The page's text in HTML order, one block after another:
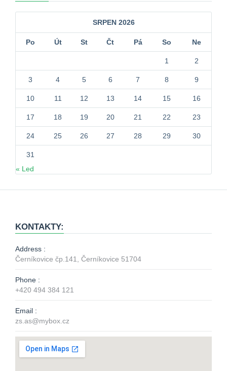
SRPEN 2026
Po Út St Čt Pá So Ne
1 2
3 4 5 6 7 8 9
10 11 12 13 14 15 16
17 18 19 20 21 22 23
24 25 26 27 28 29 30
31
« Led
KONTAKTY:
Address :
Černíkovice čp.141, Černíkovice 51704
Phone :
+420 494 384 121
Email :
zs.as@mybox.cz